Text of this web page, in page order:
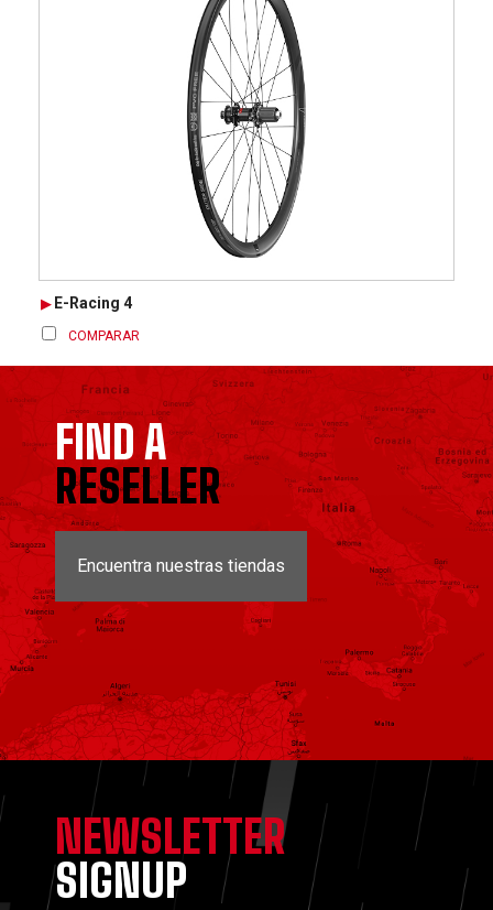
E-Racing 4
COMPARAR
FIND A
RESELLER
Encuentra nuestras tiendas
NEWSLETTER
SIGNUP